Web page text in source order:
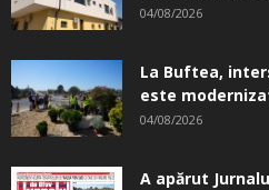
04/08/2026
La Buftea,
este
04/08/2026
A apărut